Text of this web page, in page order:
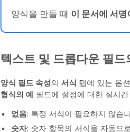
양식을 만들 때 이 문서에 서명
텍스트 및 드롭다운 필드
양식 필드 속성의 서식 탭에 있는 옵
형식의 예 필드에 설정에 대한 실시
없음: 특정 서식이 필요하지 않습
숫자: 숫자 항목의 서식을 자동으